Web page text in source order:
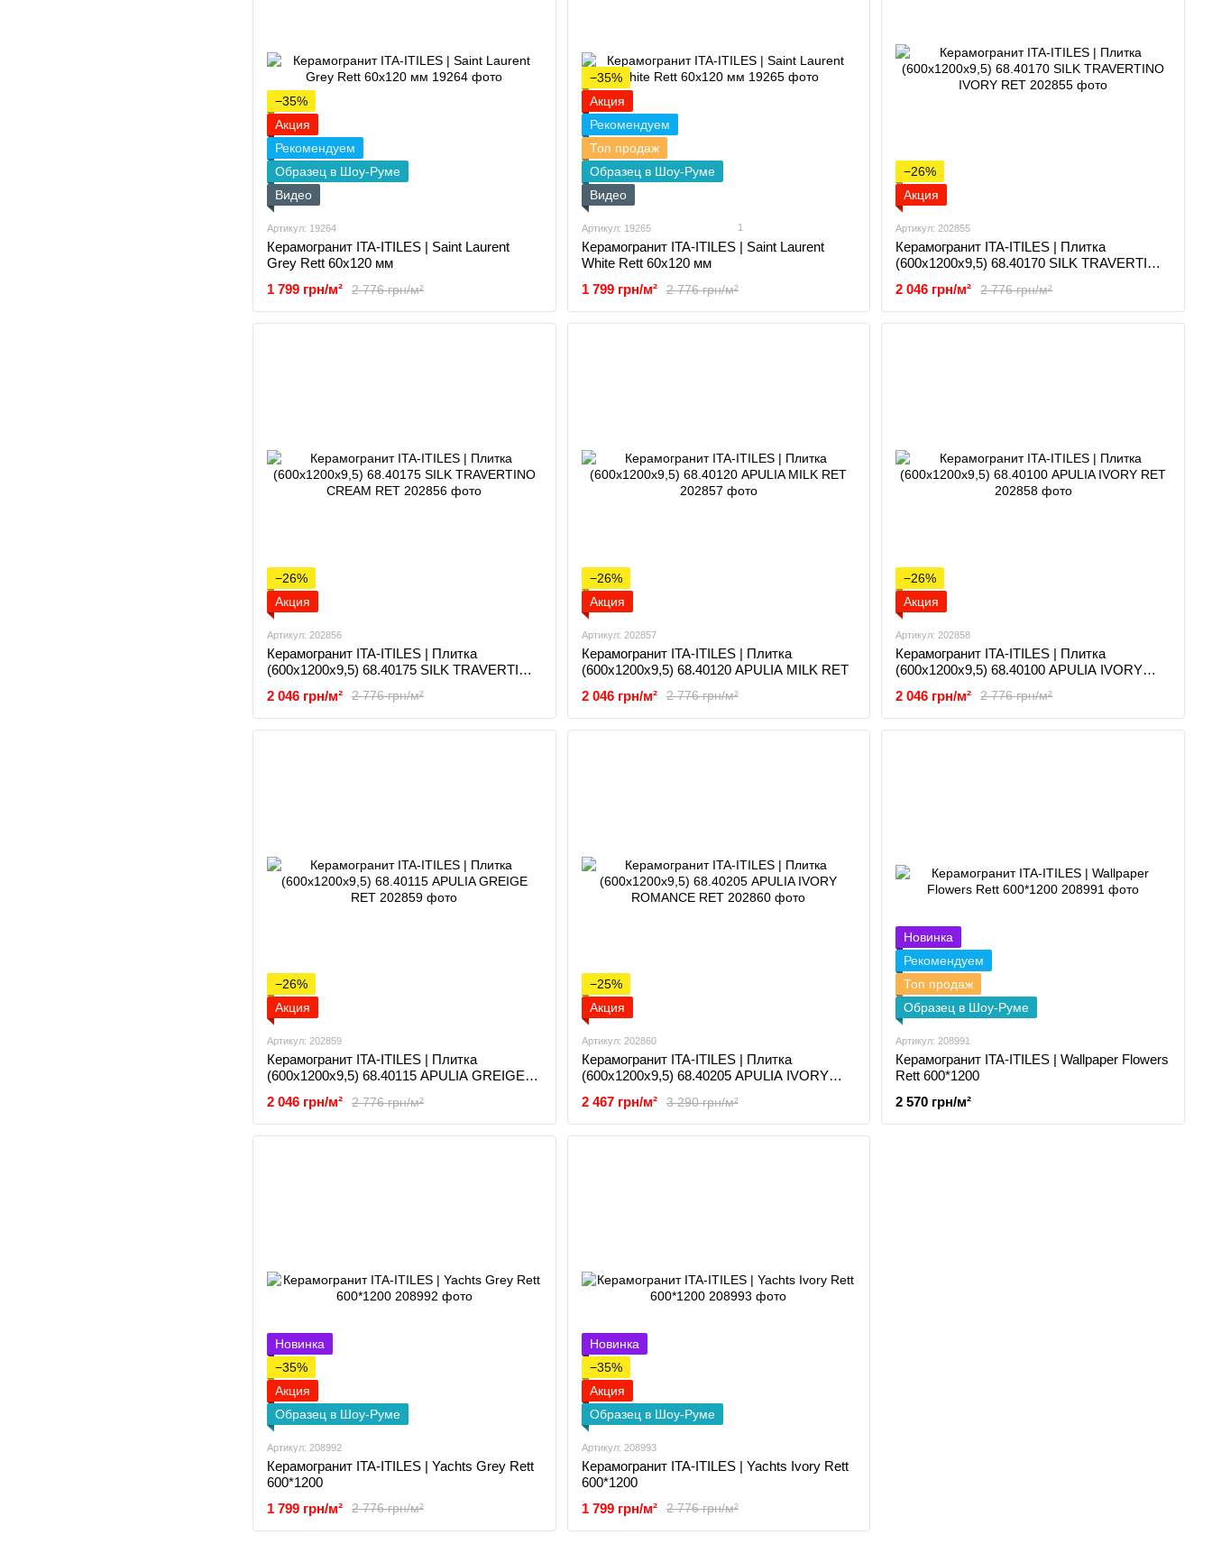
−35%
Акция
Рекомендуем
Образец в Шоу-Руме
Видео
Артикул: 19264
Керамогранит ITA-ITILES | Saint Laurent
Grey Rett 60x120 мм
2 776 грн/м²
1 799 грн/м²
−35%
Акция
Рекомендуем
Топ продаж
Образец в Шоу-Руме
Видео
Артикул: 19265 1
Керамогранит ITA-ITILES | Saint Laurent
White Rett 60x120 мм
2 776 грн/м²
1 799 грн/м²
−26%
Акция
Артикул: 202855
Керамогранит ITA-ITILES | Плитка
(600x1200x9,5) 68.40170 SILK TRAVERTINO
2 776 грн/м²
2 046 грн/м²
−26%
Акция
Артикул: 202856
Керамогранит ITA-ITILES | Плитка
(600x1200x9,5) 68.40175 SILK TRAVERTINO
2 776 грн/м²
2 046 грн/м²
−26%
Акция
Артикул: 202857
Керамогранит ITA-ITILES | Плитка
(600x1200x9,5) 68.40120 APULIA MILK RET
2 776 грн/м²
2 046 грн/м²
−26%
Акция
Артикул: 202858
Керамогранит ITA-ITILES | Плитка
(600x1200x9,5) 68.40100 APULIA IVORY
2 776 грн/м²
2 046 грн/м²
−26%
Акция
Артикул: 202859
Керамогранит ITA-ITILES | Плитка
(600x1200x9,5) 68.40115 APULIA GREIGE
2 776 грн/м²
2 046 грн/м²
−25%
Акция
Артикул: 202860
Керамогранит ITA-ITILES | Плитка
(600x1200x9,5) 68.40205 APULIA IVORY
3 290 грн/м²
2 467 грн/м²
Новинка
Рекомендуем
Топ продаж
Образец в Шоу-Руме
Артикул: 208991
Керамогранит ITA-ITILES | Wallpaper Flowers
Rett 600*1200
2 570 грн/м²
Новинка
−35%
Акция
Образец в Шоу-Руме
Артикул: 208992
Керамогранит ITA-ITILES | Yachts Grey Rett
600*1200
2 776 грн/м²
1 799 грн/м²
Новинка
−35%
Акция
Образец в Шоу-Руме
Артикул: 208993
Керамогранит ITA-ITILES | Yachts Ivory Rett
600*1200
2 776 грн/м²
1 799 грн/м²